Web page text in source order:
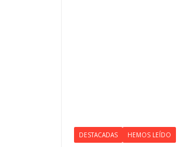
DESTACADAS HEMOS LEÍDO